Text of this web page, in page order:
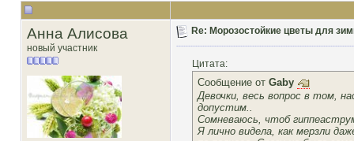
Анна Алисова
новый участник
Re: Морозостойкие цветы для
Цитата:
Сообщение от Gaby
Девочки, весь вопрос в том,
допустим..
Сомневаюсь, чтоб
Я лично видела, как мерзли